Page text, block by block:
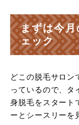
まずは今
ェック
どこの脱毛サロン
っているので、タ
身脱毛をスタート
ーとシースリーを